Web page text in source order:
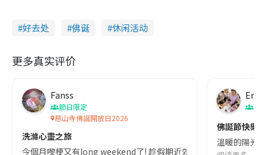
好去处 佛诞 休闲活动
更多真实评价
Fanss
節日限定
慈山寺佛誕開放日2026
洗滌心靈之旅
今個月嚟梗又有long weekend了! 趁假期近郊遊,一年一度應節
節
佛誕節快樂
溫暖的陽光